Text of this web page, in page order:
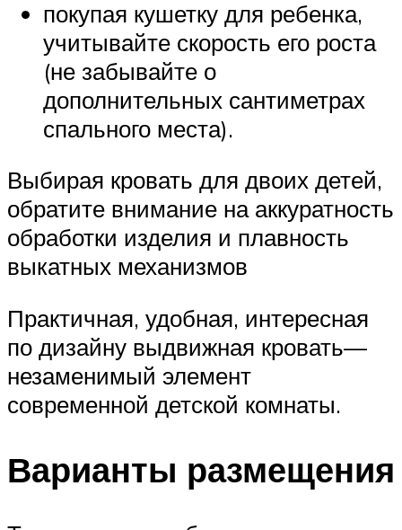
покупая кушетку для ребенка,
учитывайте скорость его роста
(не забывайте о
дополнительных сантиметрах
спального места).
Выбирая кровать для двоих детей,
обратите внимание на аккуратность
обработки изделия и плавность
выкатных механизмов
Практичная, удобная, интересная
по дизайну выдвижная кровать—
незаменимый элемент
современной детской комнаты.
Варианты размещения